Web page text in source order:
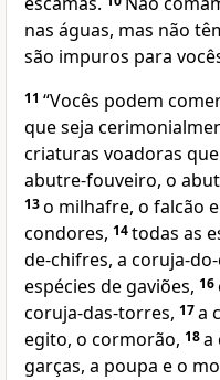
nas águas, mas não
são impuros para
11 “Vocês podem
que seja
criaturas voadoras
abutre-fouveiro, o
13o milhafre, o falcão
condores, 14todas as
de-chifres, a coruja-
espécies de gaviões, 16
coruja-das-torres, 17a
egito, o cormorão, 18a
garças, a poupa e o